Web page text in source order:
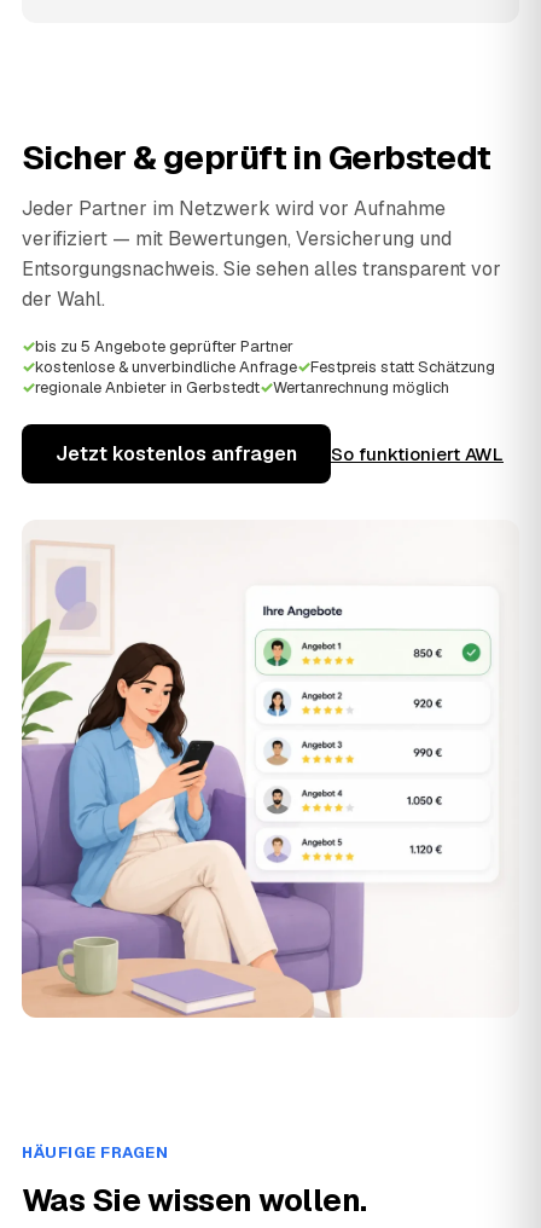
Sicher & geprüft inGerbstedt
Jeder Partner im Netzwerk wird vor Aufnahme
verifiziert — mit Bewertungen, Versicherung und
Entsorgungsnachweis. Sie sehen alles transparent vor
der Wahl.
✓bis zu 5 Angebote geprüfter Partner
✓kostenlose & unverbindliche Anfrage✓Festpreis statt Schätzung
✓regionale Anbieter in Gerbstedt✓Wertanrechnung möglich
Jetzt kostenlos anfragen So funktioniert AWL
HÄUFIGE FRAGEN
Was Sie wissen wollen.